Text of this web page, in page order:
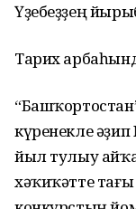
Үҙебеҙҙең
Тарих
күренекле
йыл тулыу
хәҡиҡәтте